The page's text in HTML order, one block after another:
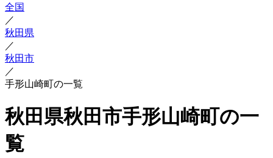
全国
／
秋田県
／
秋田市
／
手形山崎町の一覧
秋田県秋田市手形山崎町の一
覧